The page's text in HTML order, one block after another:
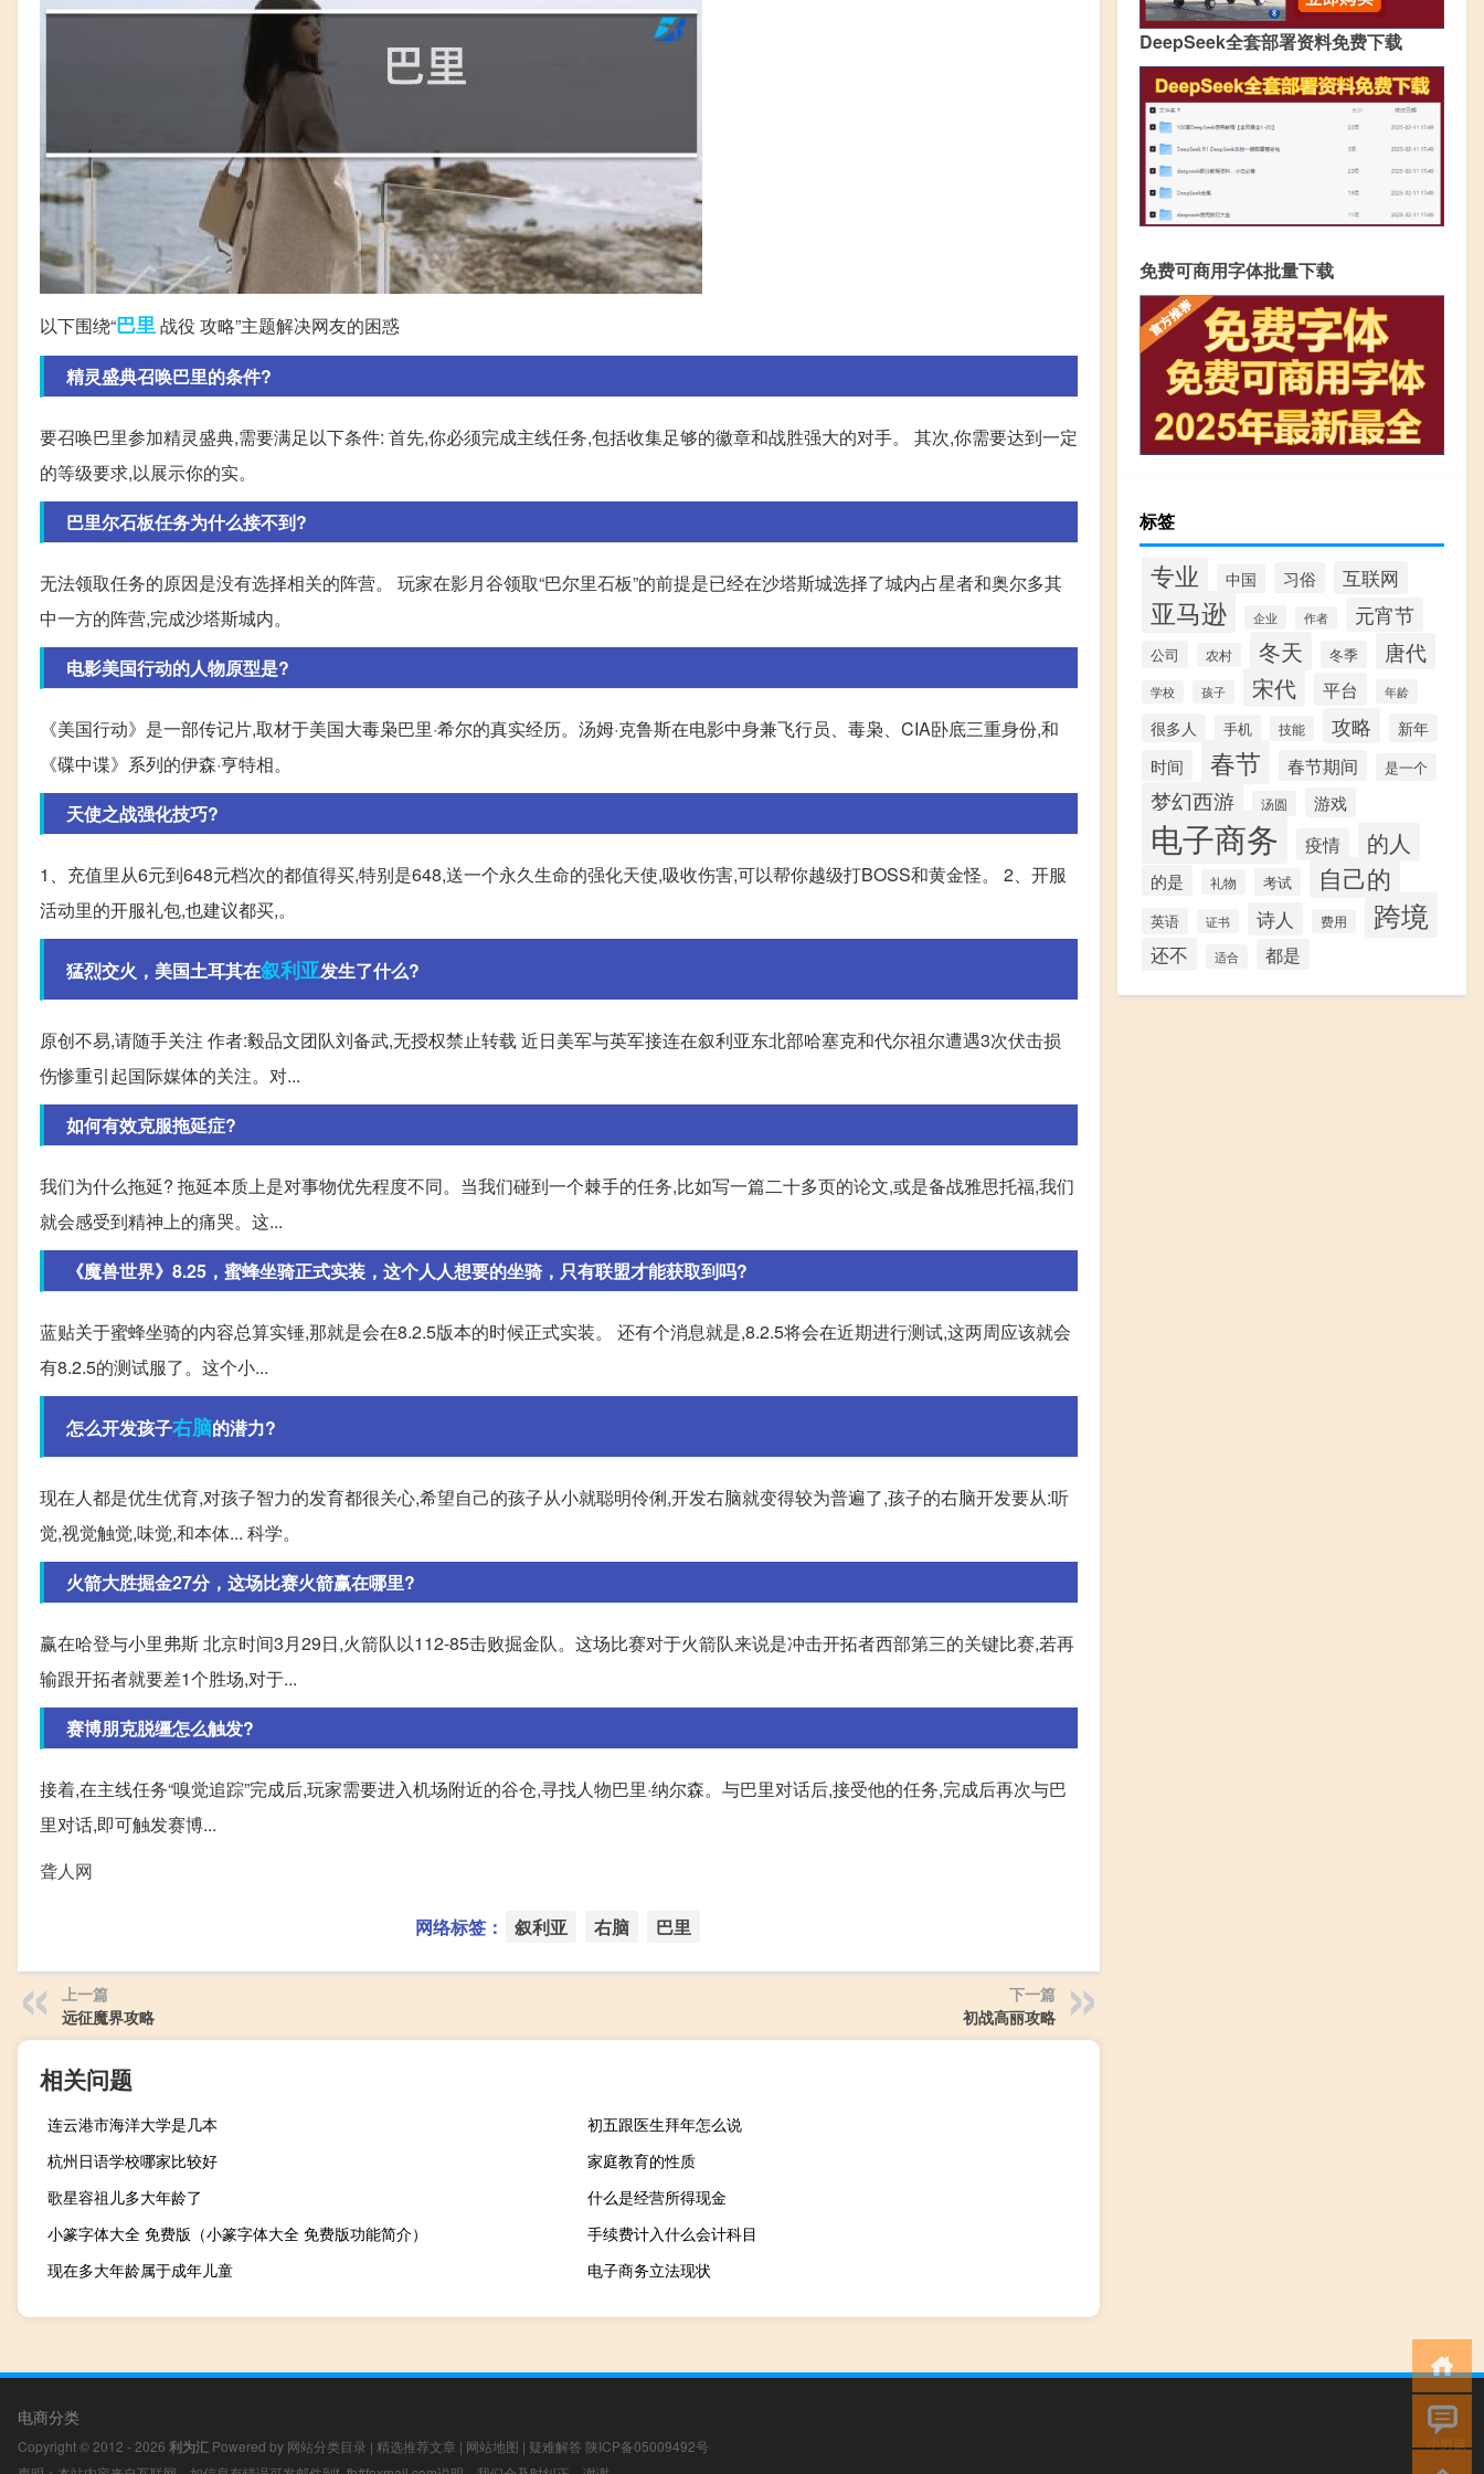
以下围绕“巴里战役 攻略”主题解决网友的困惑
精灵盛典召唤巴里的条件?
要召唤巴里参加精灵盛典,需要满足以下条件: 首先,你必须完成主线任务,包括收集足够的徽章和战胜强大的对手。 其次,你需要达到一定
的等级要求,以展示你的实。
巴里尔石板任务为什么接不到?
无法领取任务的原因是没有选择相关的阵营。 玩家在影月谷领取“巴尔里石板”的前提是已经在沙塔斯城选择了城内占星者和奥尔多其
中一方的阵营,完成沙塔斯城内。
电影美国行动的人物原型是?
《美国行动》是一部传记片,取材于美国大毒枭巴里·希尔的真实经历。汤姆·克鲁斯在电影中身兼飞行员、毒枭、CIA卧底三重身份,和
《碟中谍》系列的伊森·亨特相。
天使之战强化技巧?
1、充值里从6元到648元档次的都值得买,特别是648,送一个永久生命的强化天使,吸收伤害,可以帮你越级打BOSS和黄金怪。 2、开服
活动里的开服礼包,也建议都买,。
猛烈交火，美国土耳其在叙利亚发生了什么?
原创不易,请随手关注 作者:毅品文团队刘备武,无授权禁止转载 近日美军与英军接连在叙利亚东北部哈塞克和代尔祖尔遭遇3次伏击损
伤惨重引起国际媒体的关注。对...
如何有效克服拖延症?
我们为什么拖延? 拖延本质上是对事物优先程度不同。当我们碰到一个棘手的任务,比如写一篇二十多页的论文,或是备战雅思托福,我们
就会感受到精神上的痛哭。这...
《魔兽世界》8.25，蜜蜂坐骑正式实装，这个人人想要的坐骑，只有联盟才能获取到吗?
蓝贴关于蜜蜂坐骑的内容总算实锤,那就是会在8.2.5版本的时候正式实装。 还有个消息就是,8.2.5将会在近期进行测试,这两周应该就会
有8.2.5的测试服了。这个小...
怎么开发孩子右脑的潜力?
现在人都是优生优育,对孩子智力的发育都很关心,希望自己的孩子从小就聪明伶俐,开发右脑就变得较为普遍了,孩子的右脑开发要从:听
觉,视觉触觉,味觉,和本体... 科学。
火箭大胜掘金27分，这场比赛火箭赢在哪里?
赢在哈登与小里弗斯 北京时间3月29日,火箭队以112-85击败掘金队。这场比赛对于火箭队来说是冲击开拓者西部第三的关键比赛,若再
输跟开拓者就要差1个胜场,对于...
赛博朋克脱缰怎么触发?
接着,在主线任务“嗅觉追踪”完成后,玩家需要进入机场附近的谷仓,寻找人物巴里·纳尔森。与巴里对话后,接受他的任务,完成后再次与巴
里对话,即可触发赛博...
聋人网
网络标签： 叙利亚 右脑 巴里
上一篇
远征魔界攻略
下一篇
初战高丽攻略
相关问题
连云港市海洋大学是几本
初五跟医生拜年怎么说
杭州日语学校哪家比较好
家庭教育的性质
歌星容祖儿多大年龄了
什么是经营所得现金
小篆字体大全 免费版（小篆字体大全 免费版功能简介）
手续费计入什么会计科目
现在多大年龄属于成年儿童
电子商务立法现状
DeepSeek全套部署资料免费下载
免费可商用字体批量下载
标签
专业 中国 习俗 互联网
亚马逊 企业 作者 元宵节
公司 农村 冬天 冬季 唐代
学校 孩子 宋代 平台 年龄
很多人 手机 技能 攻略 新年
时间 春节 春节期间 是一个
梦幻西游 汤圆 游戏
电子商务 疫情 的人
的是 礼物 考试 自己的
英语 证书 诗人 费用 跨境
还不 适合 都是
电商分类
Copyright © 2012 - 2026 利为汇 Powered by 网站分类目录 | 精选推荐文章 | 网站地图 | 疑难解答 陕ICP备05009492号